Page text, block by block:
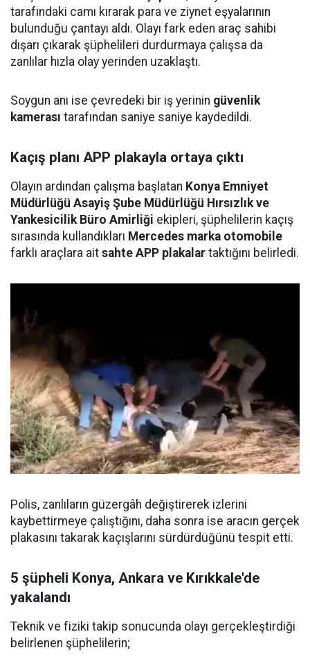
tarafındaki camı kırarak para ve ziynet eşyalarının
bulunduğu çantayı aldı. Olayı fark eden araç sahibi
dışarı çıkarak şüphelileri durdurmaya çalışsa da
zanlılar hızla olay yerinden uzaklaştı.
Soygun anı ise çevredeki bir iş yerinin güvenlik
kamerası tarafından saniye saniye kaydedildi.
Kaçış planı APP plakayla ortaya çıktı
Olayın ardından çalışma başlatan Konya Emniyet
Müdürlüğü Asayiş Şube Müdürlüğü Hırsızlık ve
Yankesicilik Büro Amirliği ekipleri, şüphelilerin kaçış
sırasında kullandıkları Mercedes marka otomobile
farklı araçlara ait sahte APP plakalar taktığını belirledi.
Polis, zanlıların güzergâh değiştirerek izlerini
kaybettirmeye çalıştığını, daha sonra ise aracın gerçek
plakasını takarak kaçışlarını sürdürdüğünü tespit etti.
5 şüpheli Konya, Ankara ve Kırıkkale'de
yakalandı
Teknik ve fiziki takip sonucunda olayı gerçekleştirdiği
belirlenen şüphelilerin;